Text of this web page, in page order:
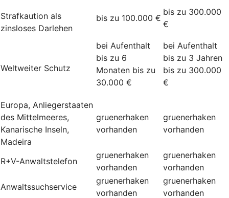
Strafkaution als
zinsloses Darlehen
bis zu 100.000 €
bis zu 300.000
€
Weltweiter Schutz
bei Aufenthalt
bis zu 6
Monaten bis zu
30.000 €
bei Aufenthalt
bis zu 3 Jahren
bis zu 300.000
€
Europa, Anliegerstaaten
des Mittelmeeres,
Kanarische Inseln,
Madeira
gruenerhaken
vorhanden
gruenerhaken
vorhanden
R+V-Anwaltstelefon
gruenerhaken
vorhanden
gruenerhaken
vorhanden
Anwaltssuchservice
gruenerhaken
vorhanden
gruenerhaken
vorhanden